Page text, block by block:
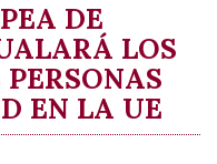
DE
LOS
EN LA UE